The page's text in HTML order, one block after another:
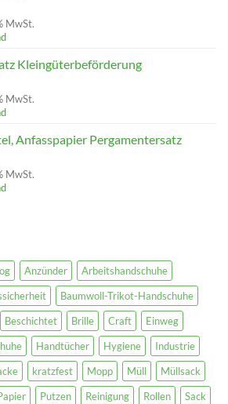
MwSt.
Kleingüterbeförderung
MwSt.
Anfasspapier Pergamentersatz
MwSt.
Anzünder
Arbeitshandschuhe
Baumwoll-Trikot-Handschuhe
Beschichtet Brille Craft
Einweg
Handtücher Hygiene
Industrie
kratzfest Mopp Müll
Müllsack
Putzen Reinigung Rollen
Sack